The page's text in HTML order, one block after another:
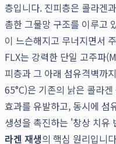
층입니다. 진피층은 콜라겐
촘한 그물망 구조를 이루고
이 느슨해지고 무너지면서
FLX는 강력한 단일 고주파
피층과 그 아래 섬유격벽까
65°C)은 기존의 낡은 콜라
효과를 유발하고, 동시에 섬
생성을 촉진하는 '창상 치유
라겐 재생의 핵심 원리입니